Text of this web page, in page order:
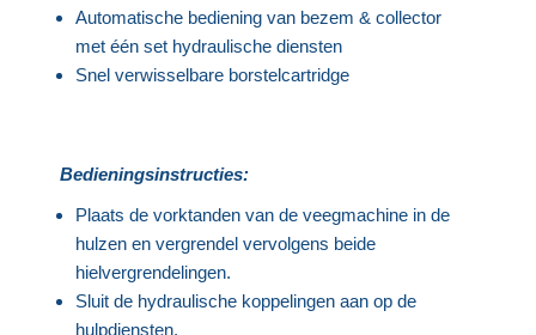
Automatische bediening van bezem & collector
met één set hydraulische diensten
Snel verwisselbare borstelcartridge
Bedieningsinstructies:
Plaats de vorktanden van de veegmachine in de
hulzen en vergrendel vervolgens beide
hielvergrendelingen.
Sluit de hydraulische koppelingen aan op de
hulpdiensten.